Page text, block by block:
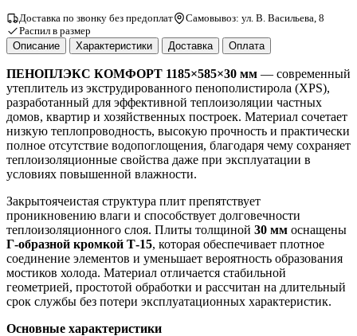
Доставка по звонку без предоплат
Самовывоз: ул. В. Васильева, 8
Распил в размер
Описание
Характеристики Доставка Оплата
ПЕНОПЛЭКС КОМФОРТ 1185×585×30 мм — современный
утеплитель из экструдированного пенополистирола (XPS),
разработанный для эффективной теплоизоляции частных
домов, квартир и хозяйственных построек. Материал сочетает
низкую теплопроводность, высокую прочность и практически
полное отсутствие водопоглощения, благодаря чему сохраняет
теплоизоляционные свойства даже при эксплуатации в
условиях повышенной влажности.
Закрытоячеистая структура плит препятствует
проникновению влаги и способствует долговечности
теплоизоляционного слоя. Плиты толщиной 30 мм оснащены
Г-образной кромкой Т-15, которая обеспечивает плотное
соединение элементов и уменьшает вероятность образования
мостиков холода. Материал отличается стабильной
геометрией, простотой обработки и рассчитан на длительный
срок службы без потери эксплуатационных характеристик.
Основные характеристики